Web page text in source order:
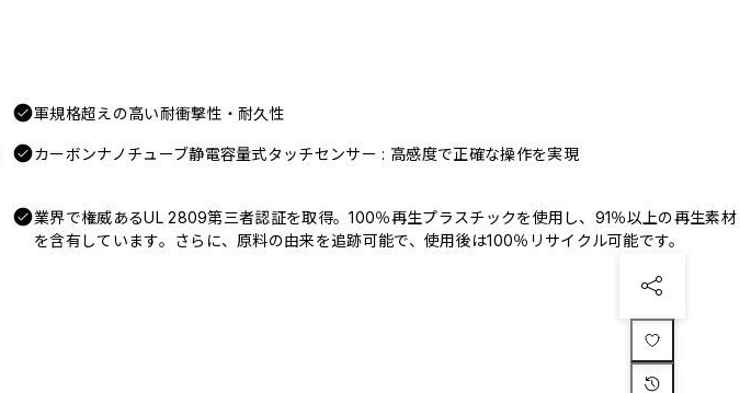
軍規格超えの高い耐衝撃性・耐久性
カーボンナノチューブ静電容量式タッチセンサー : 高感度で正確な操作を実現
業界で権威あるUL 2809第三者認証を取得。100％再生プラスチックを使用し、91％以上の再生素材
を含有しています。さらに、原料の由来を追跡可能で、使用後は100％リサイクル可能です。